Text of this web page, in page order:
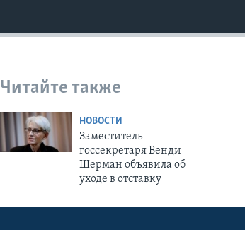
Читайте также
НОВОСТИ
Заместитель
госсекретаря Венди
Шерман объявила об
уходе в отставку